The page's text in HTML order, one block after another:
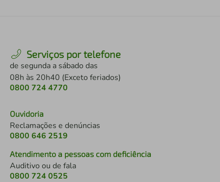
Serviços por telefone
de segunda a sábado das
08h às 20h40 (Exceto feriados)
0800 724 4770
Ouvidoria
Reclamações e denúncias
0800 646 2519
Atendimento a pessoas com deficiência
Auditivo ou de fala
0800 724 0525